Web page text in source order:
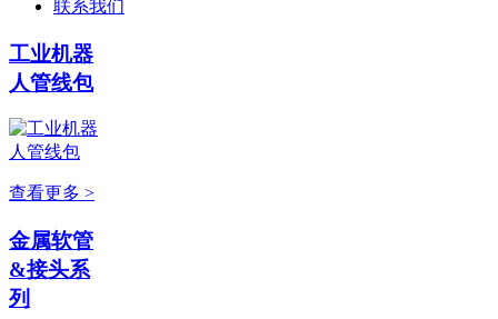
联系我们
工业机器
人管线包
查看更多 >
金属软管
&接头系
列